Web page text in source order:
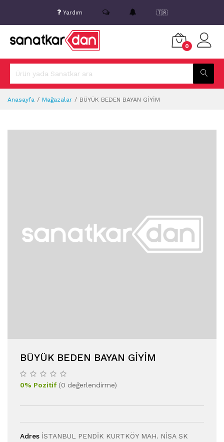
Yardım 🇹🇷
0
Anasayfa Mağazalar BÜYÜK BEDEN BAYAN GİYİM
BÜYÜK BEDEN BAYAN GİYİM
0% Pozitif(0 değerlendirme)
Adres İSTANBUL PENDİK KURTKÖY MAH. NİSA SK